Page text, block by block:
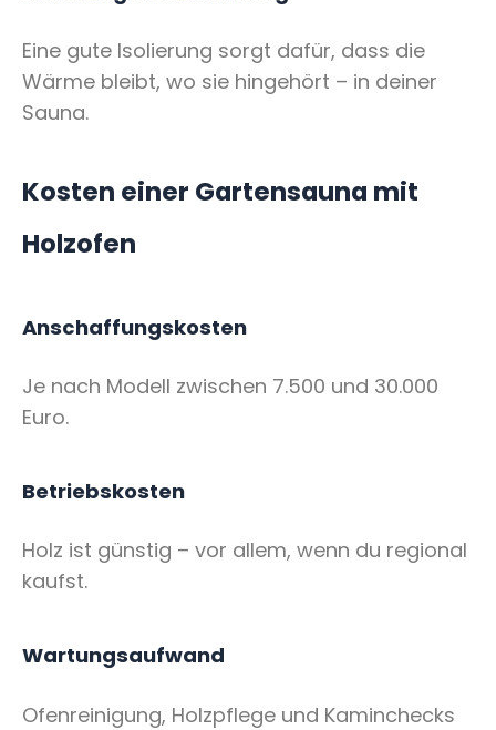
Eine gute Isolierung sorgt dafür, dass die
Wärme bleibt, wo sie hingehört – in deiner
Sauna.
Kosten einer Gartensauna mit
Holzofen
Anschaffungskosten
Je nach Modell zwischen 7.500 und 30.000
Euro.
Betriebskosten
Holz ist günstig – vor allem, wenn du regional
kaufst.
Wartungsaufwand
Ofenreinigung, Holzpflege und Kaminchecks